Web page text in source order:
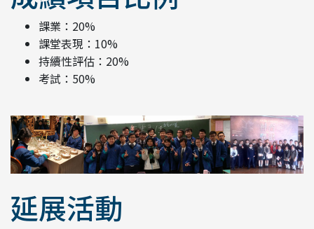
課業：20%
課堂表現：10%
持續性評估：20%
考試：50%
延展活動